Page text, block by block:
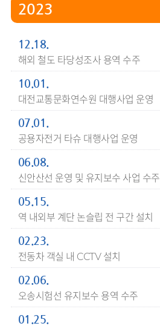
2023
12.18.
해외 철도 타당성조사 용역 수주
10.01.
대전교통문화연수원 대행사업 운영
07.01.
공용자전거 타슈 대행사업 운영
06.08.
신안산선 운영 및 유지보수 사업 수주
05.15.
역 내외부 계단 논슬립 전 구간 설치
02.23.
전동차 객실 내 CCTV 설치
02.06.
오송시험선 유지보수 용역 수주
01.25.